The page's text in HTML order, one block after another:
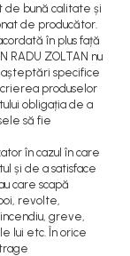
de bună calitate și
de producător.
în plus față
RADU ZOLTAN nu
specifice
produselor
obligația de a
să fie
în cazul în care
și de a satisface
care scapă
revolte,
greve,
lui etc. În orice